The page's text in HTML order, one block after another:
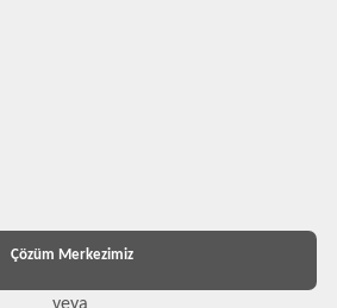
Çözüm Merkezimiz
veya